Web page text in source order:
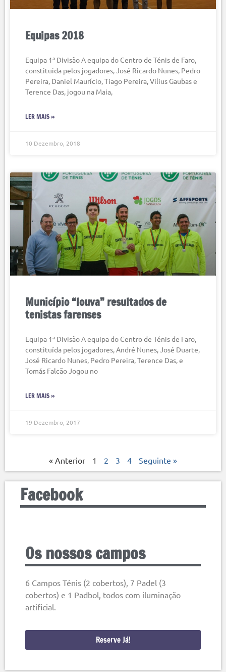
Equipas 2018
Equipa 1ª Divisão A equipa do Centro de Ténis de Faro,
constituida pelos jogadores, José Ricardo Nunes, Pedro
Pereira, Daniel Maurício, Tiago Pereira, Vilius Gaubas e
Terence Das, jogou na Maia,
LER MAIS »
10 Dezembro, 2018
Município “louva” resultados de
tenistas farenses
Equipa 1ª Divisão A equipa do Centro de Ténis de Faro,
constituída pelos jogadores, André Nunes, José Duarte,
José Ricardo Nunes, Pedro Pereira, Terence Das, e
Tomás Falcão Jogou no
LER MAIS »
19 Dezembro, 2017
« Anterior 1 2 3 4 Seguinte »
Facebook
Os nossos campos
6 Campos Ténis (2 cobertos), 7 Padel (3
cobertos) e 1 Padbol, todos com iluminação
artificial.
Reserve Já!